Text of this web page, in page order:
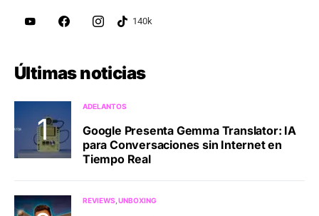
Últimas noticias
ADELANTOS
Google Presenta Gemma Translator: IA
para Conversaciones sin Internet en
Tiempo Real
REVIEWS UNBOXING